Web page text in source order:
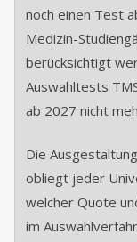
noch einen Test
Medizin-
berücksichtigt
Auswahltests
ab 2027 nicht
Die
obliegt jeder
welcher Quote
im